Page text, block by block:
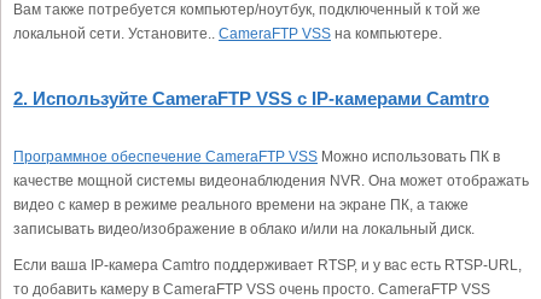
Вам также потребуется компьютер/ноутбук, подключенный к той же
локальной сети. Установите.. CameraFTP VSS на компьютере.
2. Используйте CameraFTP VSS с IP-камерами Camtro
Программное обеспечение CameraFTP VSS Можно использовать ПК в
качестве мощной системы видеонаблюдения NVR. Она может отображать
видео с камер в режиме реального времени на экране ПК, а также
записывать видео/изображение в облако и/или на локальный диск.
Если ваша IP-камера Camtro поддерживает RTSP, и у вас есть RTSP-URL,
то добавить камеру в CameraFTP VSS очень просто. CameraFTP VSS